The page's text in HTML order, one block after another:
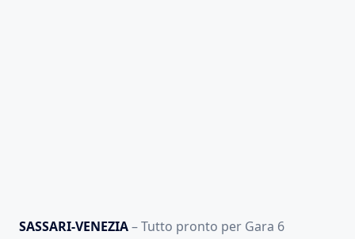
SASSARI-VENEZIA– Tutto pronto per Gara 6